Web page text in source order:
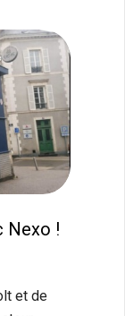
Nexo !
et de